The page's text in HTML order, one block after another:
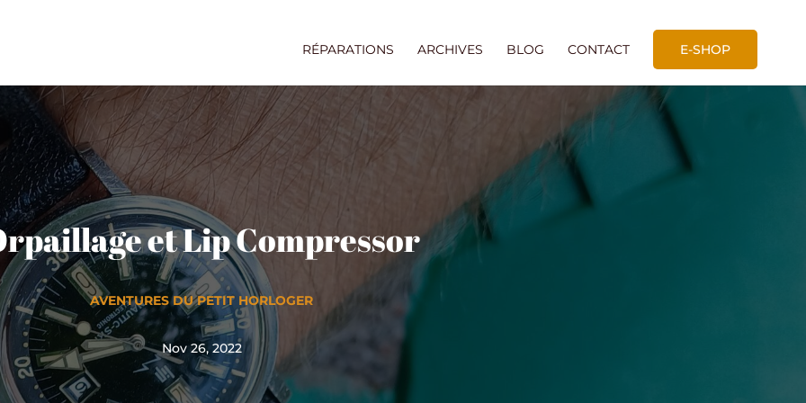
RÉPARATIONS ARCHIVES BLOG CONTACT E-SHOP
et Lip Compressor
AVENTURES DU PETIT HORLOGER
Nov 26, 2022